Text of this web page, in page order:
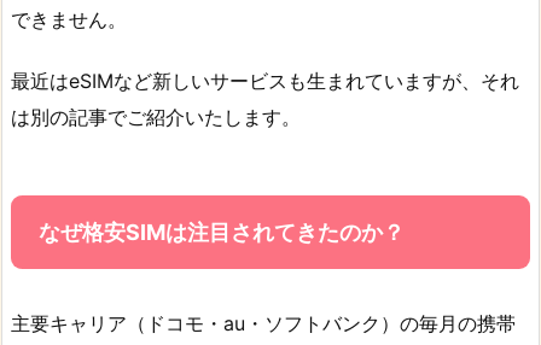
できません。
最近はeSIMなど新しいサービスも生まれていますが、それ
は別の記事でご紹介いたします。
なぜ格安SIMは注目されてきたのか？
主要キャリア（ドコモ・au・ソフトバンク）の毎月の携帯